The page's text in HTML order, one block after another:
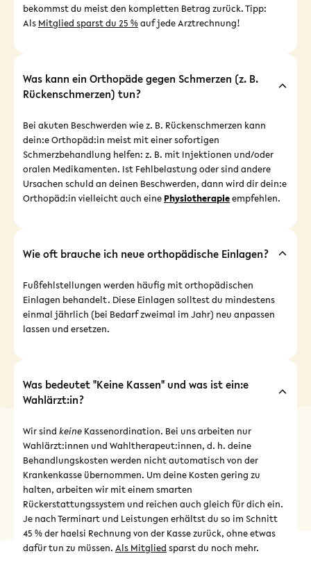
bekommst du meist den kompletten Betrag zurück. Tipp:
Als Mitglied sparst du 25 %auf jede Arztrechnung!
Was kann ein Orthopäde gegen Schmerzen (z. B.
Rückenschmerzen) tun?
Bei akuten Beschwerden wie z. B. Rückenschmerzen kann
dein:e Orthopäd:in meist mit einer sofortigen
Schmerzbehandlung helfen: z. B. mit Injektionen und/oder
oralen Medikamenten. Ist Fehlbelastung oder sind andere
Ursachen schuld an deinen Beschwerden, dann wird dir dein:e
Orthopäd:in vielleicht auch eine Physiotherapieempfehlen.
Wie oft brauche ich neue orthopädische Einlagen?
Fußfehlstellungen werden häufig mit orthopädischen
Einlagen behandelt. Diese Einlagen solltest du mindestens
einmal jährlich (bei Bedarf zweimal im Jahr) neu anpassen
lassen und ersetzen.
Was bedeutet "Keine Kassen" und was ist ein:e
Wahlärzt:in?
Wir sind keine Kassenordination. Bei uns arbeiten nur
Wahlärzt:innen und Wahltherapeut:innen, d. h. deine
Behandlungskosten werden nicht automatisch von der
Krankenkasse übernommen. Um deine Kosten gering zu
halten, arbeiten wir mit einem smarten
Rückerstattungssystem und reichen auch gleich für dich ein.
Je nach Terminart und Leistungen erhältst du so im Schnitt
45 % der haelsi Rechnung von der Kasse zurück, ohne etwas
dafür tun zu müssen. Als Mitglied sparst du noch mehr.